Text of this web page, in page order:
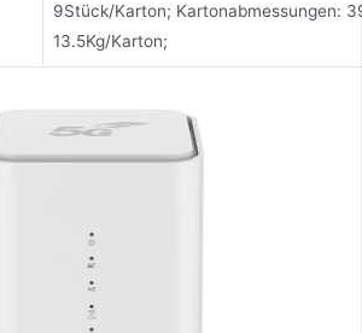
9Stück/Karton; Kartonabmessungen:
13.5Kg/Karton;